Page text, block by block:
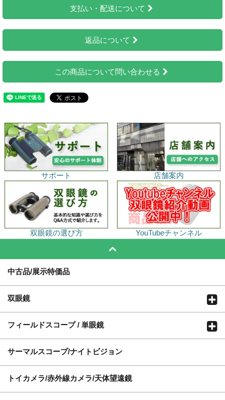
支払い・配送について
返品について
この商品について問い合わせる
サポート 店舗案内
双眼鏡の選び方 YouTubeチャンネル
中古品/展示特価品
双眼鏡
フィールドスコープ / 単眼鏡
サーマルスコープ/ナイトビジョン
トイカメラ/赤外線カメラ/天体望遠鏡